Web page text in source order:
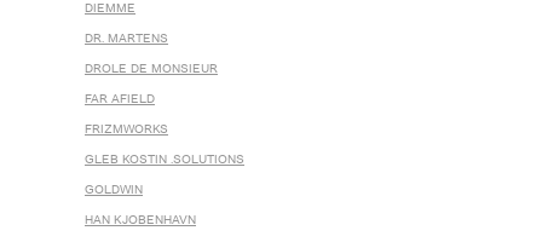
DIEMME
DR. MARTENS
DROLE DE MONSIEUR
FAR AFIELD
FRIZMWORKS
GLEB KOSTIN .SOLUTIONS
GOLDWIN
HAN KJOBENHAVN